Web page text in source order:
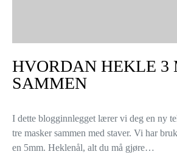
HVORDAN HEKLE 3
SAMMEN
I dette blogginnlegget lærer vi deg en ny
tre masker sammen med staver. Vi har
en 5mm. Heklenål, alt du må gjøre…